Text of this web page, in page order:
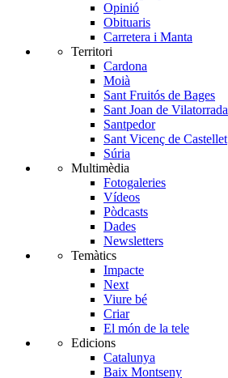
Opinió
Obituaris
Carretera i Manta
Territori
Cardona
Moià
Sant Fruitós de Bages
Sant Joan de Vilatorrada
Santpedor
Sant Vicenç de Castellet
Súria
Multimèdia
Fotogaleries
Vídeos
Pòdcasts
Dades
Newsletters
Temàtics
Impacte
Next
Viure bé
Criar
El món de la tele
Edicions
Catalunya
Baix Montseny